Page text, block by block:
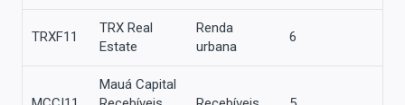
TRXF11
TRX Real
Estate
Renda
urbana
6
Mauá Capital